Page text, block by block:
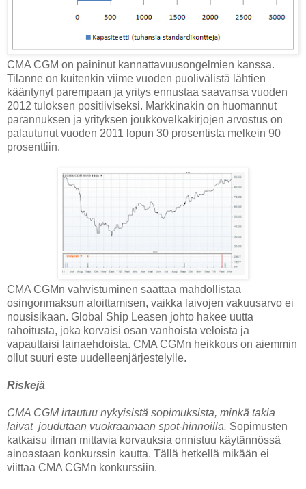
CMA CGM on paininut kannattavuusongelmien kanssa.
Tilanne on kuitenkin viime vuoden puolivälistä lähtien
kääntynyt parempaan ja yritys ennustaa saavansa vuoden
2012 tuloksen positiiviseksi. Markkinakin on huomannut
parannuksen ja yrityksen joukkovelkakirjojen arvostus on
palautunut vuoden 2011 lopun 30 prosentista melkein 90
prosenttiin.
CMA CGMn vahvistuminen saattaa mahdollistaa
osingonmaksun aloittamisen, vaikka laivojen vakuusarvo ei
nousisikaan. Global Ship Leasen johto hakee uutta
rahoitusta, joka korvaisi osan vanhoista veloista ja
vapauttaisi lainaehdoista. CMA CGMn heikkous on aiemmin
ollut suuri este uudelleenjärjestelylle.
Riskejä
CMA CGM irtautuu nykyisistä sopimuksista, minkä takia
laivat joudutaan vuokraamaan spot-hinnoilla. Sopimusten
katkaisu ilman mittavia korvauksia onnistuu käytännössä
ainoastaan konkurssin kautta. Tällä hetkellä mikään ei
viittaa CMA CGMn konkurssiin.